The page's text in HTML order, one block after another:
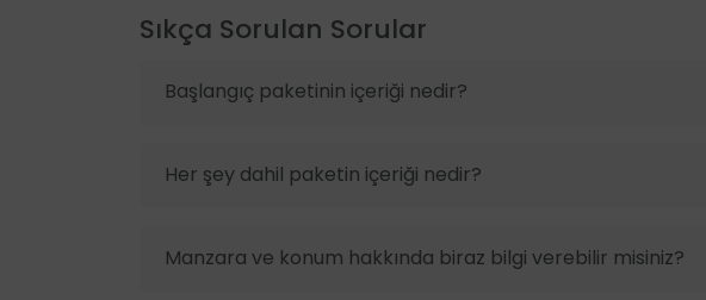
Sıkça Sorulan Sorular
Başlangıç paketinin içeriği nedir?
Her şey dahil paketin içeriği nedir?
Manzara ve konum hakkında biraz bilgi verebilir misiniz?